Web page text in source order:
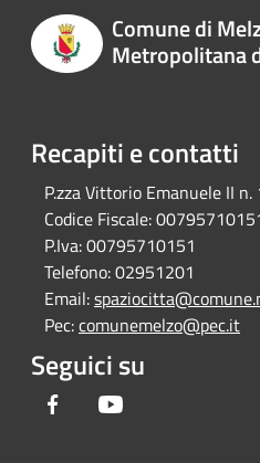
Comune di
Metropolitana
Recapiti e contatti
P.zza Vittorio Emanuele II
Codice Fiscale:
P.Iva:00795710151
Telefono:02951201
Email:
Pec:comunemelzo@pec.it
Seguici su
Facebook